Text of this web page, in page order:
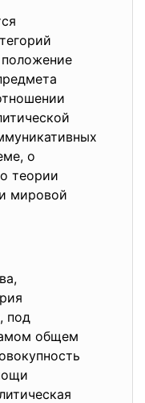
о
теории
мировой
под
общем